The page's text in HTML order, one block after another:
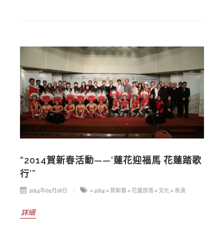
“2014賀新春活動——‘蓮花迎福馬 花蓮踏歌
行’”
2014年02月16日 # 2014# 賀新春# 花蓮部落# 文化# 表演
詳細